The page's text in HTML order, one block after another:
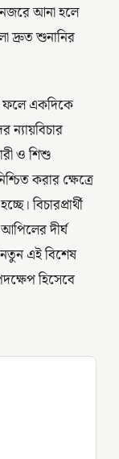
নজরে আনা হলে
দ্রুত শুনানির
ফলে একদিকে
ও শিশু
করার ক্ষেত্রে
বিচারপ্রার্থী
দীর্ঘ
নতুন এই বিশেষ
হিসেবে